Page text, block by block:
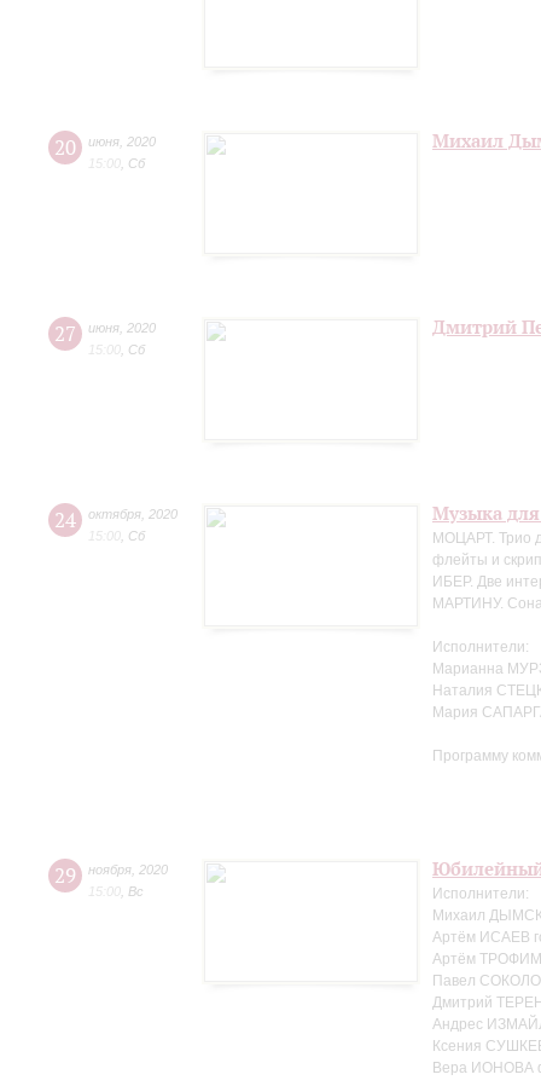
20 июня 2020
15:00 Сб
Михаил
27 июня 2020
15:00 Сб
Дмитрий
24 октября 2020
15:00 Сб
Музыка
МОЦАРТ. Трио
флейты и
ИБЕР. Две
МАРТИНУ.
Исполнители:
Марианна
Наталия
Мария
Программу
29 ноября 2020
15:00 Вс
Исполнители:
Михаил
Артём ИСАЕВ
Артём
Павел
Дмитрий
Андрес
Ксения
Вера ИОНОВА